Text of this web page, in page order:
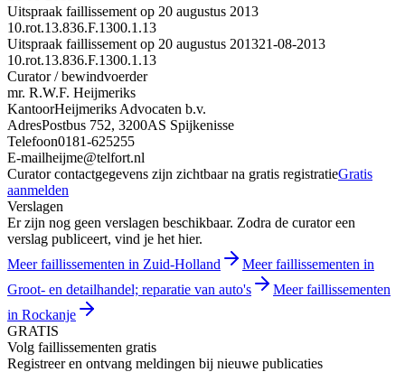
Uitspraak faillissement op 20 augustus 2013
10.rot.13.836.F.1300.1.13
Uitspraak faillissement op 20 augustus 201321-08-2013
10.rot.13.836.F.1300.1.13
Curator / bewindvoerder
mr. R.W.F. Heijmeriks
KantoorHeijmeriks Advocaten b.v.
AdresPostbus 752, 3200AS Spijkenisse
Telefoon0181-625255
E-mailheijme@telfort.nl
Curator contactgegevens zijn zichtbaar na gratis registratieGratis
aanmelden
Verslagen
Er zijn nog geen verslagen beschikbaar. Zodra de curator een
verslag publiceert, vind je het hier.
Meer faillissementen in Zuid-Holland
Meer faillissementen in
Groot- en detailhandel; reparatie van auto's
Meer faillissementen
in Rockanje
GRATIS
Volg faillissementen gratis
Registreer en ontvang meldingen bij nieuwe publicaties